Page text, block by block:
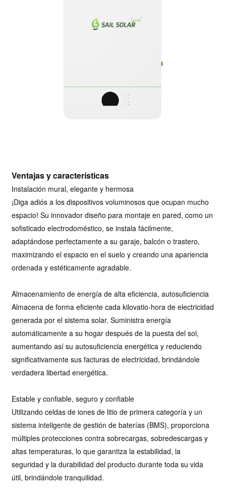
Ventajas y características
Instalación mural, elegante y hermosa
¡Diga adiós a los dispositivos voluminosos que ocupan mucho
espacio! Su innovador diseño para montaje en pared, como un
sofisticado electrodoméstico, se instala fácilmente,
adaptándose perfectamente a su garaje, balcón o trastero,
maximizando el espacio en el suelo y creando una apariencia
ordenada y estéticamente agradable.
Almacenamiento de energía de alta eficiencia, autosuficiencia
Almacena de forma eficiente cada kilovatio-hora de electricidad
generada por el sistema solar. Suministra energía
automáticamente a su hogar después de la puesta del sol,
aumentando así su autosuficiencia energética y reduciendo
significativamente sus facturas de electricidad, brindándole
verdadera libertad energética.
Estable y confiable, seguro y confiable
Utilizando celdas de iones de litio de primera categoría y un
sistema inteligente de gestión de baterías (BMS), proporciona
múltiples protecciones contra sobrecargas, sobredescargas y
altas temperaturas, lo que garantiza la estabilidad, la
seguridad y la durabilidad del producto durante toda su vida
útil, brindándole tranquilidad.